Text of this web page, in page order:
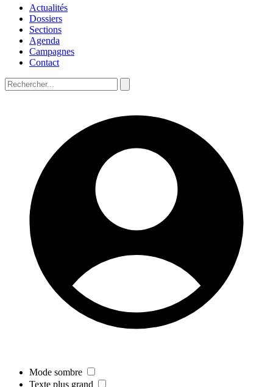
Actualités
Dossiers
Sections
Agenda
Campagnes
Contact
Mode sombre
Texte plus grand